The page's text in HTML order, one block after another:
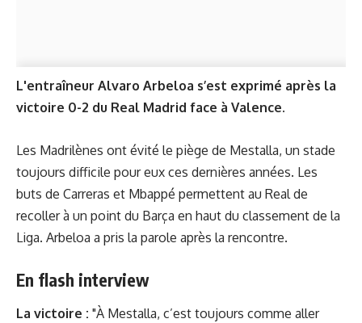
L'entraîneur Alvaro Arbeloa s’est exprimé après la
victoire 0-2 du Real Madrid face à Valence.
Les Madrilènes ont évité le piège de Mestalla, un stade
toujours difficile pour eux ces dernières années. Les
buts de Carreras et Mbappé permettent au Real de
recoller à un point du Barça en haut du classement de la
Liga. Arbeloa a pris la parole après la rencontre.
En flash interview
La victoire : "À Mestalla, c’est toujours comme aller